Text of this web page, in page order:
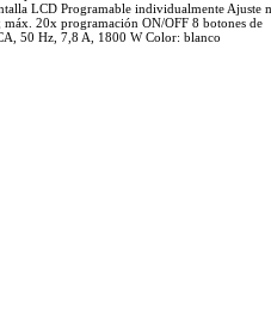
LCD Programable individualmente Ajuste
20x programación ON/OFF 8 botones de
50 Hz, 7,8 A, 1800 W Color: blanco